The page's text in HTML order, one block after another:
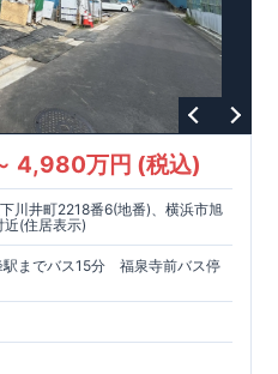
雰囲気をプラス♪
徒歩圏内～​教育環境
／コンビ
環境■​ 【教育施設】
座間幼稚
保育園 約 （徒歩
西中学校 約 （徒歩10
座間店 約 4分）​
約450m（徒歩
新鮮市場
ドラッグセイムス座
ルパーク座間店 約800m（徒
（徒歩10分） 座間南公園
所 約600m（徒歩8分）​座間総
​座間中宿郵便局 約300m（徒
住宅取得 ​【国が定めた７つの
環境/７維持保全管理​■住宅性
は、
イトはこちら
10075041/
4,980万円 (税込)
川井町2218番6(地番)、横浜市旭
(住居表示)
駅までバス15分 福泉寺前バス停